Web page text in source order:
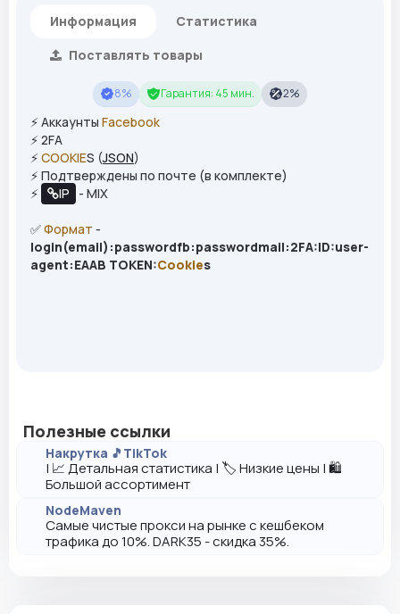
Информация
Статистика
Поставлять товары
8% Гарантия: 45 мин. 2%
⚡️ Аккаунты Facebook
⚡️ 2FA
⚡️ COOKIES (JSON)
⚡️ Подтверждены по почте (в комплекте)
⚡️
IP - MIX
✅Формат -
login(email):passwordfb:passwordmail:2FA:ID:user-
agent:EAAB TOKEN:Cookies
Полезные ссылки
Накрутка 🎵TikTok
| 📈 Детальная статистика | 🏷️ Низкие цены | 🛍️
Большой ассортимент
NodeMaven
Самые чистые прокси на рынке с кешбеком
трафика до 10%. DARK35 - скидка 35%.